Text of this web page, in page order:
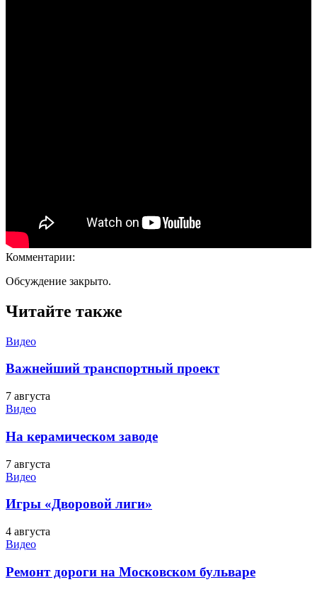
Комментарии:
Обсуждение закрыто.
Читайте также
Видео
Важнейший транспортный проект
7 августа
Видео
На керамическом заводе
7 августа
Видео
Игры «Дворовой лиги»
4 августа
Видео
Ремонт дороги на Московском бульваре